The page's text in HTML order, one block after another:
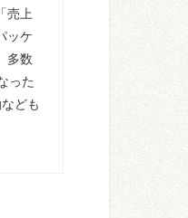
売上
ッケ
多数
った
ども